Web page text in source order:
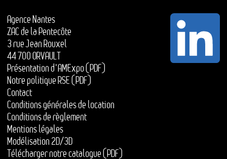
Agence Nantes
ZAC de la Pentecôte
3 rue Jean Rouxel
44 700 ORVAULT
Présentation d'AMExpo (PDF)
Notre politique RSE (PDF)
Contact
Conditions générales de location
Conditions de règlement
Mentions légales
Modélisation 2D/3D
Télécharger notre catalogue (PDF)